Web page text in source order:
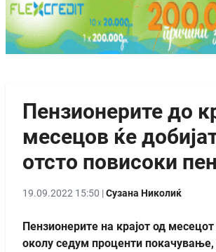
Пензионерите до
месецов ќе
отсто повисоки
19.09.2022 15:50 |Сузана Николиќ
Пензионерите на крајот од месецот
околу седум проценти